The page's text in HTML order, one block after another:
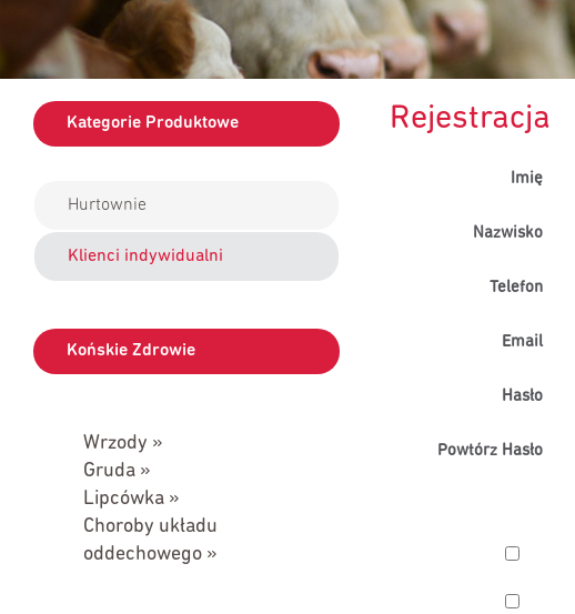
Kategorie Produktowe
Hurtownie
Klienci indywidualni
Końskie Zdrowie
Wrzody »
Gruda »
Lipcówka »
Choroby układu
oddechowego »
Rejestracja
Imię
Nazwisko
Telefon
Email
Hasło
Powtórz Hasło